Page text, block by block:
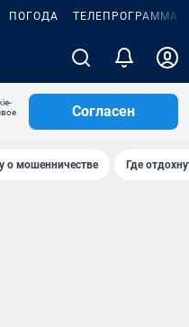
ПОГОДА ТЕЛЕПРОГРАММА
Согласен
о мошенничестве Где